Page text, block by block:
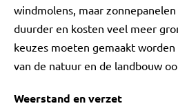
windmolens, maar
duurder en kosten veel meer
keuzes moeten gemaakt
van de natuur en de landbouw
Weerstand en verzet